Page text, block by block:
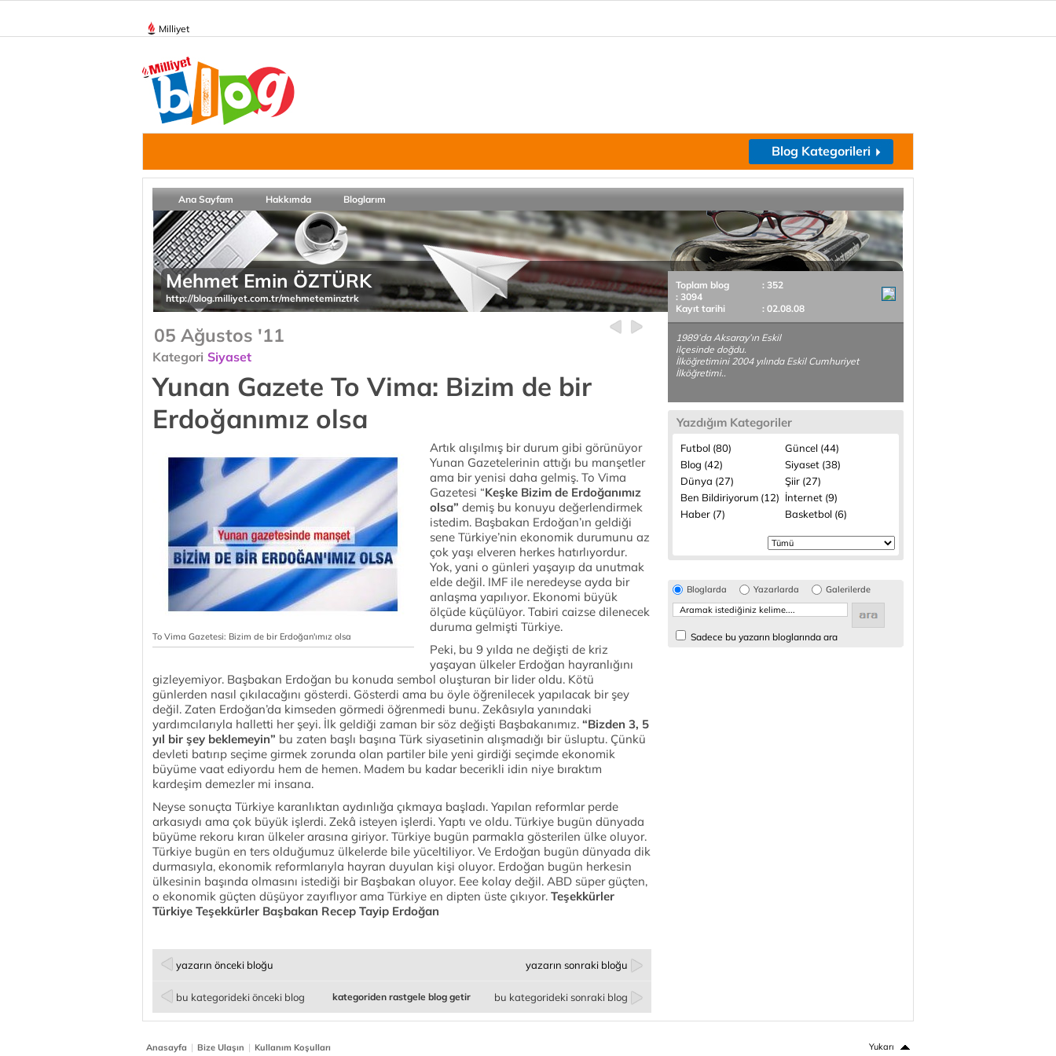
Milliyet
Blog Kategorileri
Ana Sayfam Hakkımda Bloglarım
Mehmet Emin ÖZTÜRK
http://blog.milliyet.com.tr/mehmeteminztrk
05 Ağustos '11
Kategori Siyaset
Yunan Gazete To Vima: Bizim de bir
Erdoğanımız olsa
To Vima Gazetesi: Bizim de bir Erdoğan'ımız olsa
Artık alışılmış bir durum gibi görünüyor
Yunan Gazetelerinin attığı bu manşetler
ama bir yenisi daha gelmiş. To Vima
Gazetesi “Keşke Bizim de Erdoğanımız
olsa” demiş bu konuyu değerlendirmek
istedim. Başbakan Erdoğan’ın geldiği
sene Türkiye’nin ekonomik durumunu az
çok yaşı elveren herkes hatırlıyordur.
Yok, yani o günleri yaşayıp da unutmak
elde değil. IMF ile neredeyse ayda bir
anlaşma yapılıyor. Ekonomi büyük
ölçüde küçülüyor. Tabiri caizse dilenecek
duruma gelmişti Türkiye.
Peki, bu 9 yılda ne değişti de kriz
yaşayan ülkeler Erdoğan hayranlığını
gizleyemiyor. Başbakan Erdoğan bu konuda sembol oluşturan bir lider oldu. Kötü
günlerden nasıl çıkılacağını gösterdi. Gösterdi ama bu öyle öğrenilecek yapılacak bir şey
değil. Zaten Erdoğan’da kimseden görmedi öğrenmedi bunu. Zekâsıyla yanındaki
yardımcılarıyla halletti her şeyi. İlk geldiği zaman bir söz değişti Başbakanımız. “Bizden 3, 5
yıl bir şey beklemeyin” bu zaten başlı başına Türk siyasetinin alışmadığı bir üsluptu. Çünkü
devleti batırıp seçime girmek zorunda olan partiler bile yeni girdiği seçimde ekonomik
büyüme vaat ediyordu hem de hemen. Madem bu kadar becerikli idin niye bıraktım
kardeşim demezler mi insana.
Neyse sonuçta Türkiye karanlıktan aydınlığa çıkmaya başladı. Yapılan reformlar perde
arkasıydı ama çok büyük işlerdi. Zekâ isteyen işlerdi. Yaptı ve oldu. Türkiye bugün dünyada
büyüme rekoru kıran ülkeler arasına giriyor. Türkiye bugün parmakla gösterilen ülke oluyor.
Türkiye bugün en ters olduğumuz ülkelerde bile yüceltiliyor. Ve Erdoğan bugün dünyada dik
durmasıyla, ekonomik reformlarıyla hayran duyulan kişi oluyor. Erdoğan bugün herkesin
ülkesinin başında olmasını istediği bir Başbakan oluyor. Eee kolay değil. ABD süper güçten,
o ekonomik güçten düşüyor zayıflıyor ama Türkiye en dipten üste çıkıyor. Teşekkürler
Türkiye Teşekkürler Başbakan Recep Tayip Erdoğan
yazarın önceki bloğu yazarın sonraki bloğu
bu kategorideki önceki blog bu kategorideki sonraki blog
kategoriden rastgele blog getir
Toplam blog
: 352
: 3094
Kayıt tarihi
: 02.08.08
1989’da Aksaray’ın Eskil
ilçesinde doğdu.
İlköğretimini 2004 yılında Eskil Cumhuriyet
İlköğretimi..
Yazdığım Kategoriler
Futbol (80)
Güncel (44)
Blog (42)
Siyaset (38)
Dünya (27)
Şiir (27)
Ben Bildiriyorum (12) İnternet (9)
Haber (7)
Basketbol (6)
Bloglarda Yazarlarda Galerilerde
Sadece bu yazarın bloglarında ara
Anasayfa | Bize Ulaşın | Kullanım Koşulları Yukarı